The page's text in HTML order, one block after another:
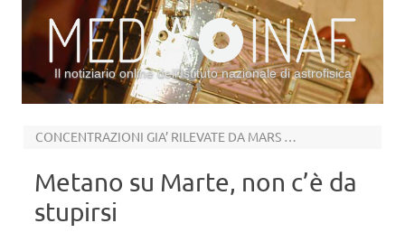
Il notiziario online dell’Istituto nazionale di astrofisica
CONCENTRAZIONI GIA’ RILEVATE DA MARS EXPRESS
Metano su Marte, non c’è da
stupirsi